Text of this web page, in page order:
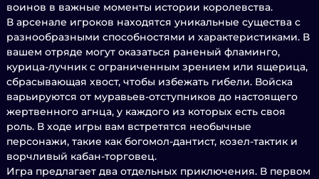
воинов в важные моменты истории королевства.
В арсенале игроков находятся уникальные существа с
разнообразными способностями и характеристиками. В
вашем отряде могут оказаться раненый фламинго,
курица-лучник с ограниченным зрением или ящерица,
сбрасывающая хвост, чтобы избежать гибели. Войска
варьируются от муравьев-отступников до настоящего
жертвенного агнца, у каждого из которых есть своя
роль. В ходе игры вам встретятся необычные
персонажи, такие как богомол-дантист, козел-тактик и
ворчливый кабан-торговец.
Игра предлагает два отдельных приключения. В первом